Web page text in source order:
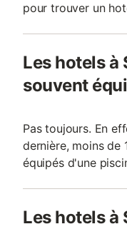
pour trouver un
Les hotels à
souvent
Pas toujours. En
dernière, moins de
équipés d'une
Les hotels à